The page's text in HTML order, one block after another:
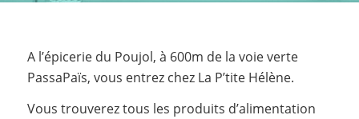
A l’épicerie du Poujol, à 600m de la voie verte
PassaPaïs, vous entrez chez La P’tite Hélène.
Vous trouverez tous les produits d’alimentation